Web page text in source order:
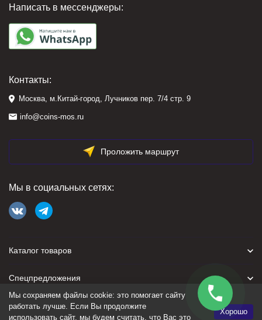
Написать в мессенджеры:
Контакты:
Москва, м.Китай-город, Лучников пер. 7/4 стр. 9
info@coins-mos.ru
Проложить маршрут
Мы в социальных сетях:
Каталог товаров
Спецпредложения
Для покупателя
Мы сохраняем файлы cookie: это помогает сайту
работать лучше. Если Вы продолжите
использовать сайт, мы будем считать, что Вас это
Хорошо